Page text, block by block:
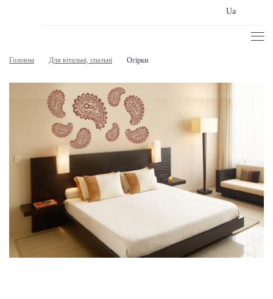
Ua
Головна Для вітальні, спальні Огірки